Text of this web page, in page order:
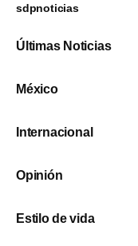
sdpnoticias
Últimas Noticias
México
Internacional
Opinión
Estilo de vida